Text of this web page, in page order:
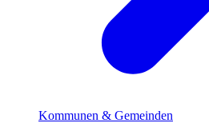
Kommunen & Gemeinden